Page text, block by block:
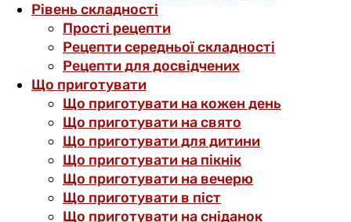
Рівень складності
Прості рецепти
Рецепти середньої складності
Рецепти для досвідчених
Що приготувати
Що приготувати на кожен день
Що приготувати на свято
Що приготувати для дитини
Що приготувати на пікнік
Що приготувати на вечерю
Що приготувати в піст
Що приготувати на сніданок